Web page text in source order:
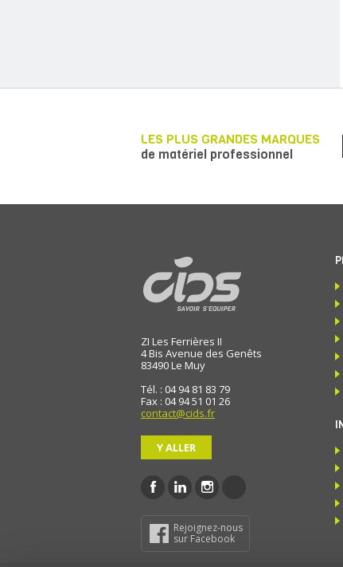
LES PLUS GRANDES MARQUES
de matériel professionnel
ZI Les Ferrières II
4 Bis Avenue des Genêts
83490Le Muy
Tél. : 04 94 81 83 79
Fax : 04 94 51 01 26
contact@cids.fr
Y ALLER
Rejoignez-nous
sur Facebook